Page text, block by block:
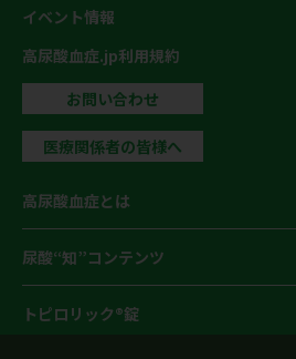
イベント情報
高尿酸血症.jp利用規約
お問い合わせ
医療関係者の皆様へ
高尿酸血症とは
尿酸“知”コンテンツ
トピロリック®錠